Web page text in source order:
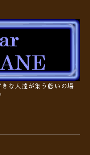
な人達が集う憩いの場